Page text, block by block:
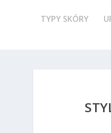
TYPY SKÓRY